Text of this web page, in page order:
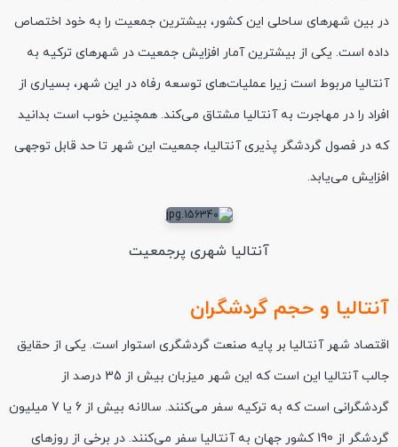
در بین شهرهای ساحلی این کشور، بیشترین جمعیت را به خود اختصاص
داده است. یکی از بیشترین آمار افزایش جمعیت در شهرهای ترکیه به
آنتالیا مربوط است زیرا عملیات‌های توسعه‌ رفاه در این شهر، بسیاری از
افراد را در مهاجرت به آنتالیا مشتاق می‌کند. همچنین خوب است بدانید
که در فصول گردشگر پذیری آنتالیا، جمعیت این شهر تا حد قابل توجهی
افزایش می‌یابد.
آنتالیا شهری پرجمعیت
آنتالیا و حجم گردشگران
اقتصاد شهر آنتالیا بر پایه صنعت گردشگری استوار است. یکی از حقایق
جالب آنتالیا این است که این شهر میزبان بیش از 35 درصد از
گردشگرانی است که به ترکیه سفر می‌کنند. سالانه بیش از 6 یا 7 میلیون
گردشگر از 190 کشور جهان به آنتالیا سفر می‌کنند. در برخی از روزهای